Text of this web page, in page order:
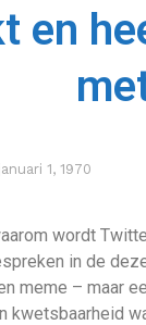
en
januari 1, 1970
wordt
in de
meme – maar